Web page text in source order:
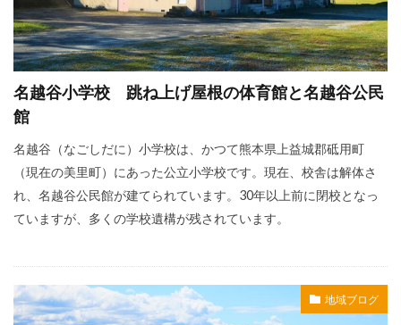
名越谷小学校 跳ね上げ屋根の体育館と名越谷公民
館
名越谷（なごしだに）小学校は、かつて熊本県上益城郡砥用町
（現在の美里町）にあった公立小学校です。現在、校舎は解体さ
れ、名越谷公民館が建てられています。30年以上前に閉校となっ
ていますが、多くの学校遺構が残されています。
地域ブログ